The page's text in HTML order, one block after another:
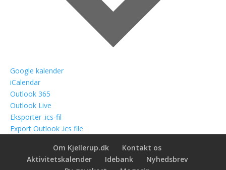
Google kalender
iCalendar
Outlook 365
Outlook Live
Eksporter .ics-fil
Export Outlook .ics file
Om Kjellerup.dk
Kontakt os
Aktivitetskalender
Idebank
Nyhedsbrev